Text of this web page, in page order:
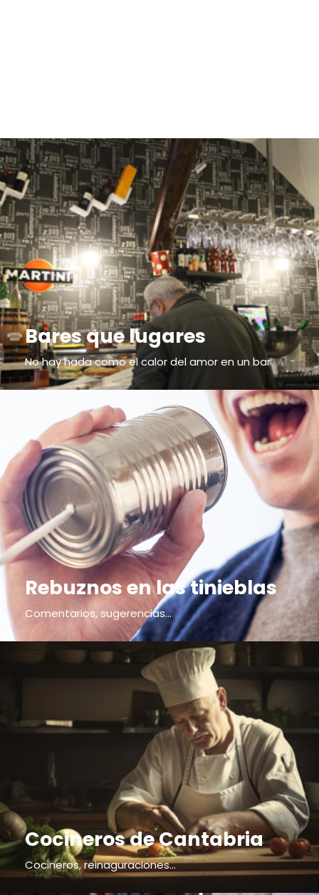
Bares que lugares
No hay nada como el calor del amor en un bar
Rebuznos en las tinieblas
Comentarios, sugerencias...
Cocineros de Cantabria
Cocineros, reinaguraciones...